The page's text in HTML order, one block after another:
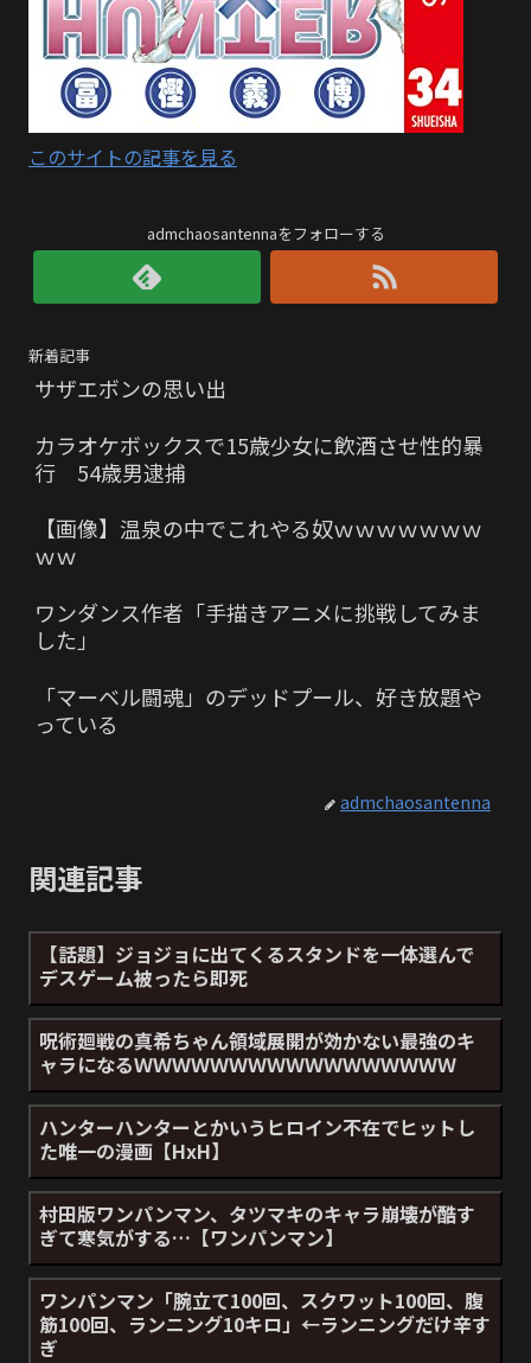
このサイトの記事を見る
admchaosantennaをフォローする
新着記事
サザエボンの思い出
カラオケボックスで15歳少女に飲酒させ性的暴
行 54歳男逮捕
【画像】温泉の中でこれやる奴ｗｗｗｗｗｗｗ
ｗｗ
ワンダンス作者「手描きアニメに挑戦してみま
した」
「マーベル闘魂」のデッドプール、好き放題や
っている
admchaosantenna
関連記事
【話題】ジョジョに出てくるスタンドを一体選んで
デスゲーム被ったら即死
呪術廻戦の真希ちゃん領域展開が効かない最強のキ
ャラになるＷＷＷＷＷＷＷＷＷＷＷＷＷＷＷＷＷ
ハンターハンターとかいうヒロイン不在でヒットし
た唯一の漫画【HxH】
村田版ワンパンマン、タツマキのキャラ崩壊が酷す
ぎて寒気がする…【ワンパンマン】
ワンパンマン「腕立て100回、スクワット100回、腹
筋100回、ランニング10キロ」←ランニングだけ辛す
ぎ